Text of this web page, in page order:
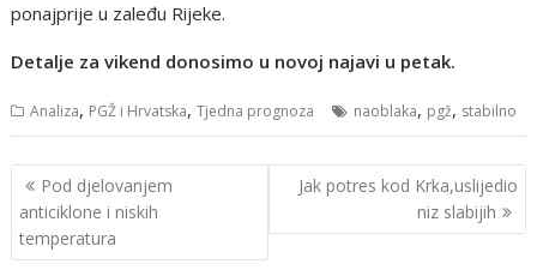
ponajprije u zaleđu Rijeke.
Detalje za vikend donosimo u novoj najavi u petak.
Analiza, PGŽ i Hrvatska,Tjedna prognoza naoblaka, pgž, stabilno
Navigacija
objava
Pod djelovanjem
anticiklone i niskih
temperatura
Jak potres kod Krka,uslijedio
niz slabijih